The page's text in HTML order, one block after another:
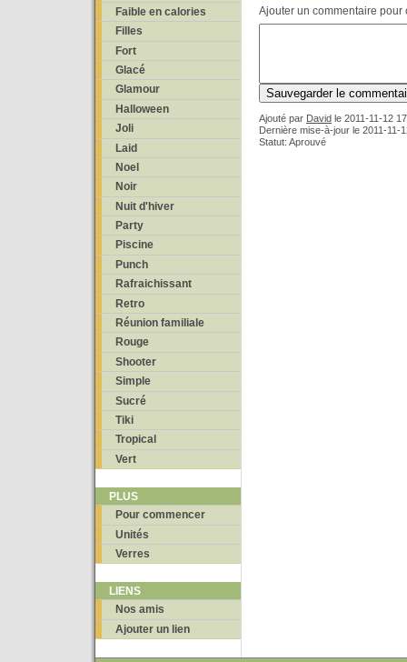
Faible en calories
Filles
Fort
Glacé
Glamour
Halloween
Joli
Laid
Noel
Noir
Nuit d'hiver
Party
Piscine
Punch
Rafraichissant
Retro
Réunion familiale
Rouge
Shooter
Simple
Sucré
Tiki
Tropical
Vert
PLUS
Pour commencer
Unités
Verres
LIENS
Nos amis
Ajouter un lien
Ajouter un commentaire pour
Ajouté par David le 2011-11-12
Dernière mise-à-jour le 2011-11-
Statut: Aprouvé